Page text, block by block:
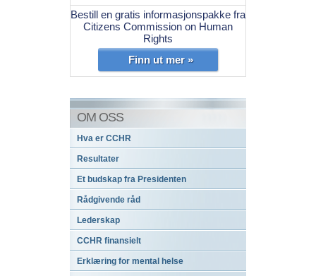
Bestill en gratis informasjonspakke fra
Citizens Commission on Human
Rights
Finn ut mer »
OM OSS
Hva er CCHR
Resultater
Et budskap fra Presidenten
Rådgivende råd
Lederskap
CCHR finansielt
Erklæring for mental helse